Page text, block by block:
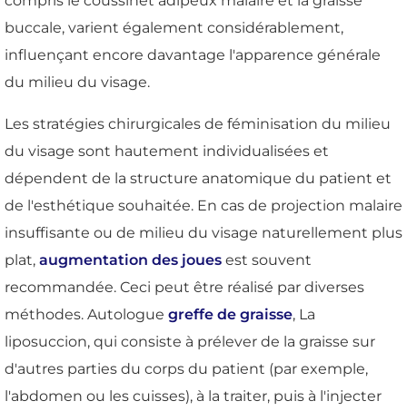
buccale, varient également considérablement,
influençant encore davantage l'apparence générale
du milieu du visage.
Les stratégies chirurgicales de féminisation du milieu
du visage sont hautement individualisées et
dépendent de la structure anatomique du patient et
de l'esthétique souhaitée. En cas de projection malaire
insuffisante ou de milieu du visage naturellement plus
plat, augmentation des joues est souvent
recommandée. Ceci peut être réalisé par diverses
méthodes. Autologue greffe de graisse, La
liposuccion, qui consiste à prélever de la graisse sur
d'autres parties du corps du patient (par exemple,
l'abdomen ou les cuisses), à la traiter, puis à l'injecter